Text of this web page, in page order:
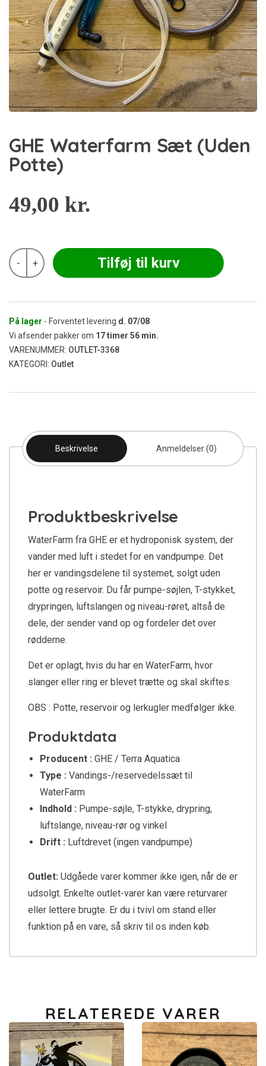
GHE Waterfarm Sæt (Uden
Potte)
49,00 kr.
-
GHE
Waterfarm
Sæt
+ Tilføj til kurv
På lager - Forventet levering d. 07/08
Vi afsender pakker om 17timer 56 min.
VARENUMMER: OUTLET-3368
KATEGORI: Outlet
Beskrivelse Anmeldelser (0)
Produktbeskrivelse
WaterFarm fra GHE er et hydroponisk system, der
vander med luft i stedet for en vandpumpe. Det
her er vandingsdelene til systemet, solgt uden
potte og reservoir. Du får pumpe-søjlen, T-stykket,
drypringen, luftslangen og niveau-røret, altså de
dele, der sender vand op og fordeler det over
rødderne.
Det er oplagt, hvis du har en WaterFarm, hvor
slanger eller ring er blevet trætte og skal skiftes.
OBS : Potte, reservoir og lerkugler medfølger ikke.
Produktdata
Producent : GHE / Terra Aquatica
Type : Vandings-/reservedelssæt til
WaterFarm
Indhold : Pumpe-søjle, T-stykke, drypring,
luftslange, niveau-rør og vinkel
Drift : Luftdrevet (ingen vandpumpe)
Outlet: Udgåede varer kommer ikke igen, når de er
udsolgt. Enkelte outlet-varer kan være returvarer
eller lettere brugte. Er du i tvivl om stand eller
funktion på en vare, så skriv til os inden køb.
RELATEREDE VARER